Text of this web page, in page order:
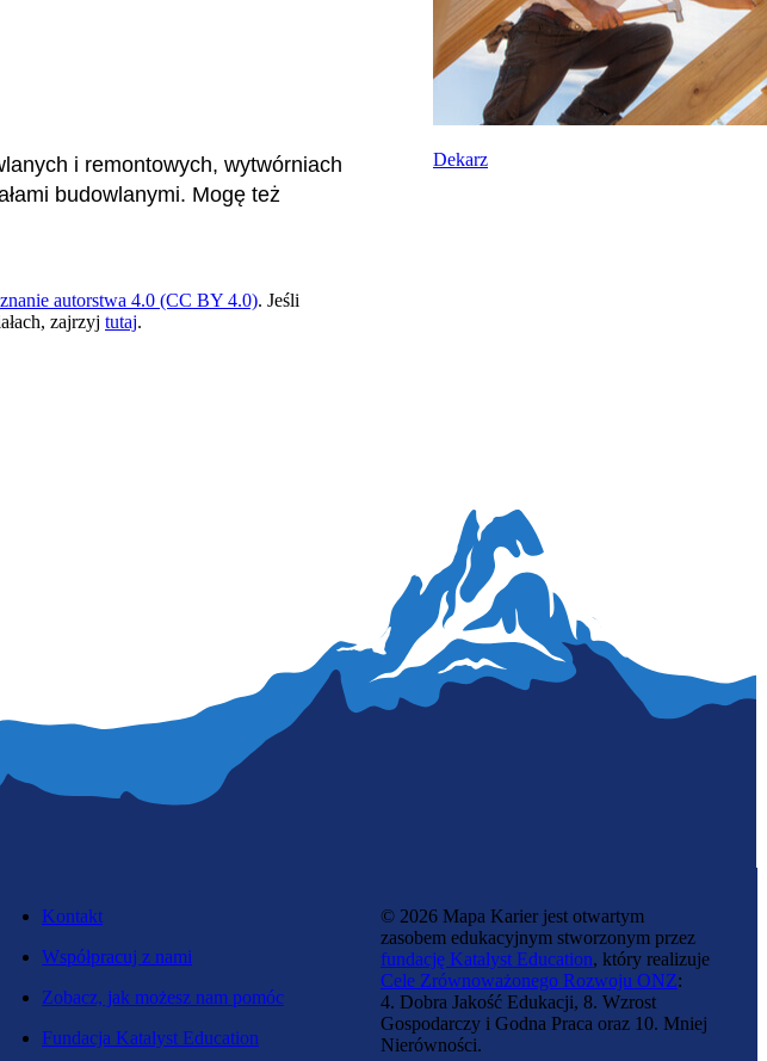
i remontowych, wytwórniach
budowlanymi. Mogę też
autorstwa 4.0 (CC BY 4.0). Jeśli
zajrzyj tutaj.
Dekarz
Kontakt
Współpracuj z nami
Zobacz, jak możesz nam pomóc
Fundacja Katalyst Education
© 2026 Mapa Karier jest otwartym
zasobem edukacyjnym stworzonym przez
fundację Katalyst Education, który realizuje
Cele Zrównoważonego Rozwoju ONZ:
4. Dobra Jakość Edukacji, 8. Wzrost
Gospodarczy i Godna Praca oraz 10. Mniej
Nierówności.